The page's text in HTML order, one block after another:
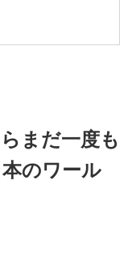
まだ一度も
のワール